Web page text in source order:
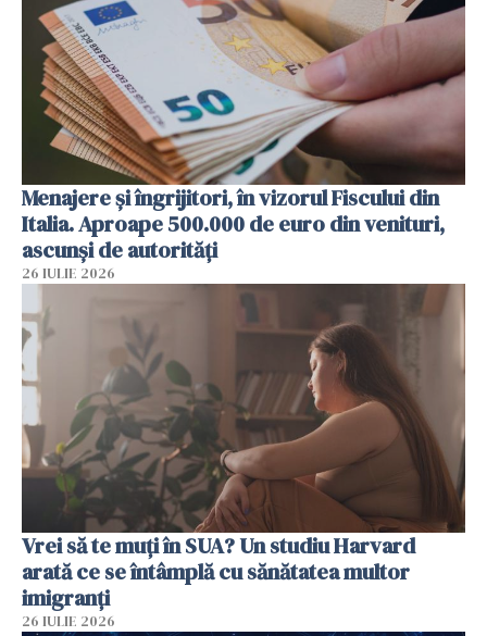
Menajere și îngrijitori, în vizorul Fiscului din
Italia. Aproape 500.000 de euro din venituri,
ascunși de autorități
26 IULIE 2026
Vrei să te muți în SUA? Un studiu Harvard
arată ce se întâmplă cu sănătatea multor
imigranți
26 IULIE 2026